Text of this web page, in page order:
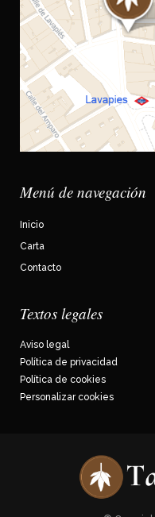
Menú de navegación
Inicio
Carta
Contacto
Textos legales
Aviso legal
Política de privacidad
Política de cookies
Personalizar cookies